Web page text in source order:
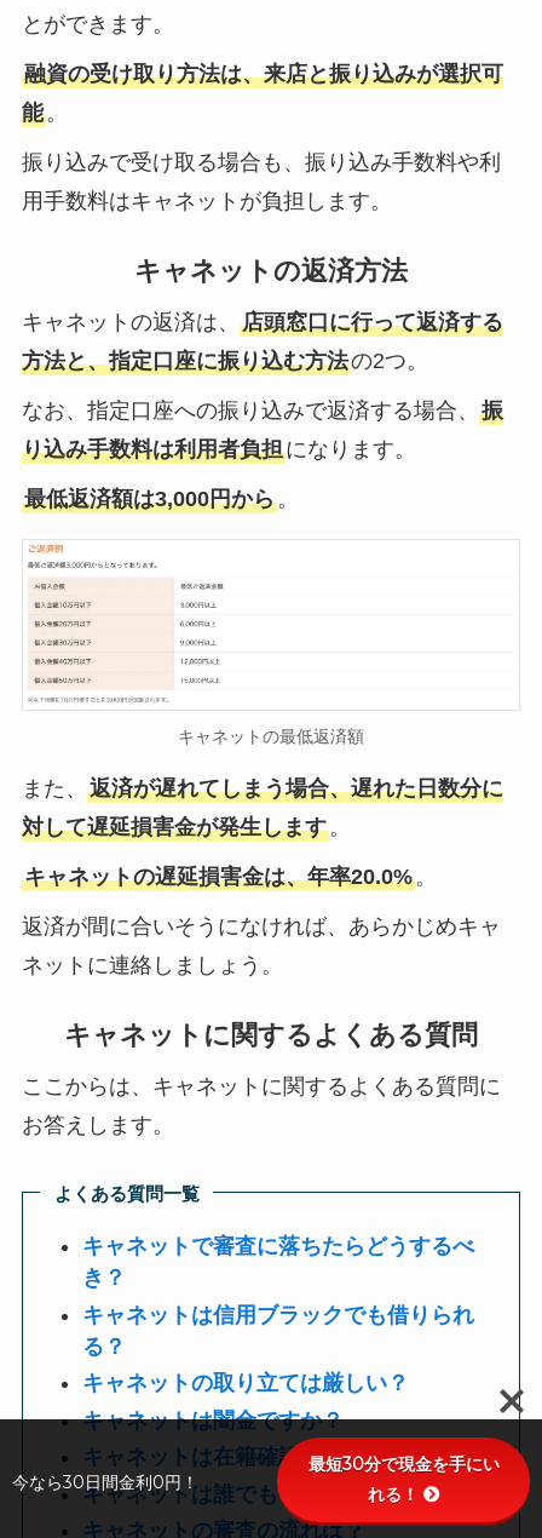
とができます。
融資の受け取り方法は、来店と振り込みが選択可
能。
振り込みで受け取る場合も、振り込み手数料や利
用手数料はキャネットが負担します。
キャネットの返済方法
キャネットの返済は、 店頭窓口に行って返済する
方法と、指定口座に振り込む方法の2つ。
なお、指定口座への振り込みで返済する場合、 振
り込み手数料は利用者負担になります。
最低返済額は3,000円から。
キャネットの最低返済額
また、 返済が遅れてしまう場合、遅れた日数分に
対して遅延損害金が発生します。
キャネットの遅延損害金は、年率20.0%。
返済が間に合いそうになければ、あらかじめキャ
ネットに連絡しましょう。
キャネットに関するよくある質問
ここからは、キャネットに関するよくある質問に
お答えします。
よくある質問一覧
キャネットで審査に落ちたらどうするべ
き？
キャネットは信用ブラックでも借りられ
る？
キャネットの取り立ては厳しい？
キャネットは闇金ですか？
キャネットは在籍確認はありますか？
キャネットは誰でも借りれますか？
キャネットの審査の流れは？
今なら30日間金利0円！
最短30分で現金を手にい
れる！